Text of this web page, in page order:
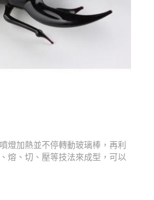
燈加熱並不停轉動玻璃棒，再利
熔、切、壓等技法來成型，可以
的作品越考驗師傅的眼力